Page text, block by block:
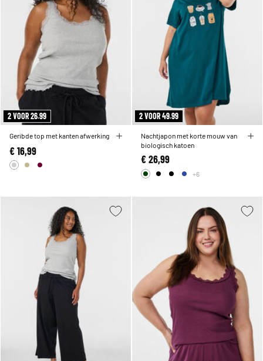
2 VOOR 26.99
Geribde top met kanten afwerking
€ 16,99
2 VOOR 49.99
Nachtjapon met korte mouw van
biologisch katoen
€ 26,99
+6